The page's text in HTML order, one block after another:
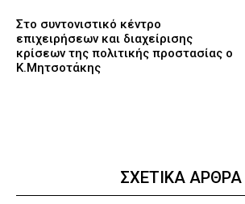
Στο συντονιστικό κέντρο
επιχειρήσεων και διαχείρισης
κρίσεων της πολιτικής προστασίας ο
Κ.Μητσοτάκης
ΣΧΕΤΙΚΑ ΑΡΘΡΑ